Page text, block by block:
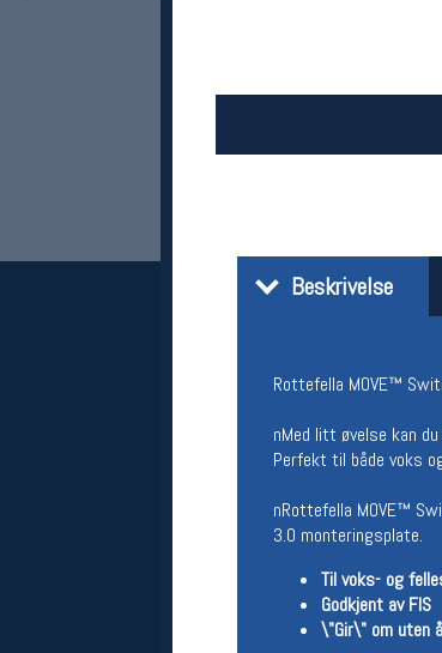
Beskrivelse
Rottefella MOVE™
nMed litt øvelse kan
Perfekt til både voks
nRottefella MOVE™
3.0 monteringsplate.
Til voks- og
Godkjent av FIS
\"Gir\" om uten
Her finner du oss
Oslo Sportslager
Torggata 20
Telefon: 23 32 62 00
(telefontid man-fredag
Kontakt oss